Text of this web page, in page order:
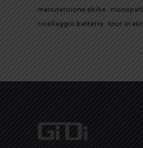
manutenzione ebike
ricellaggio batterie tour in